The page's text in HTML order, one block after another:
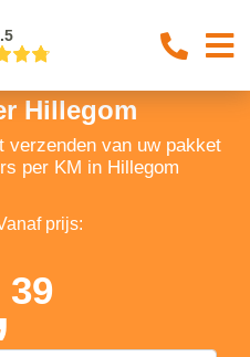
Hillegom
verzenden van uw pakket
per KM in Hillegom
prijs:
39